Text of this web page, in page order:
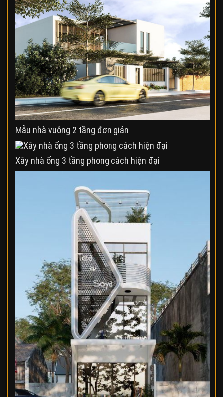
Mẫu nhà vuông 2 tầng đơn giản
Xây nhà ống 3 tầng phong cách hiện đại